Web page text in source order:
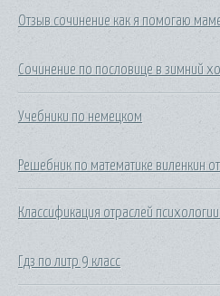
Отзыв сочинение как я помогаю
Сочинение по пословице в зимний
Учебники по немецком
Решебник по математике виленкин
Классификация отраслей
Гдз по литр 9 класс